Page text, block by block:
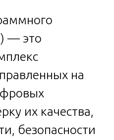
— это
на
их качества,
безопасности